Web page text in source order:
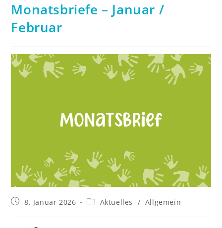
Monatsbriefe – Januar /
Februar
8. Januar 2026 Aktuelles / Allgemein